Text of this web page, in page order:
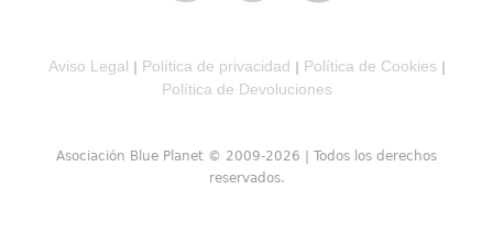
Aviso Legal Política de privacidad Política de Cookies
Política de Devoluciones
Asociación Blue Planet © 2009-2026 | Todos los derechos
reservados.